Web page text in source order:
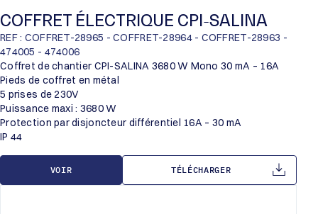
COFFRET ÉLECTRIQUE CPI-SALINA
REF : COFFRET-28965 - COFFRET-28964 - COFFRET-28963 -
474005 - 474006
Coffret de chantier CPI-SALINA 3680 W Mono 30 mA – 16A
Pieds de coffret en métal
5 prises de 230V
Puissance maxi : 3680 W
Protection par disjoncteur différentiel 16A – 30 mA
IP 44
VOIR TÉLÉCHARGER